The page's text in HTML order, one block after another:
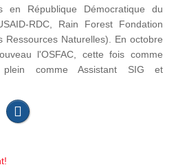
en République Démocratique du
RDC, Rain Forest Fondation
Ressources Naturelles). En octobre
l'OSFAC, cette fois comme
comme Assistant SIG et